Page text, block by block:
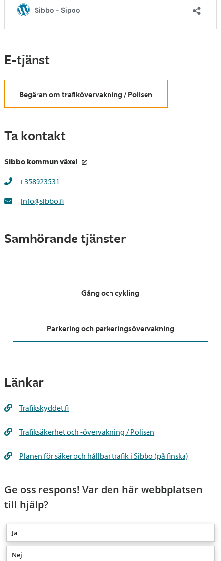
E-tjänst
Begäran om trafikövervakning / Polisen
Ta kontakt
Sibbo kommun växel
+358923531
info@sibbo.fi
Samhörande tjänster
Gång och cykling
Parkering och parkeringsövervakning
Länkar
Trafikskyddet.fi
Trafiksäkerhet och -övervakning / Polisen
Planen för säker och hållbar trafik i Sibbo (på finska)
Ge oss respons! Var den här webbplatsen
till hjälp?
Ja
Nej